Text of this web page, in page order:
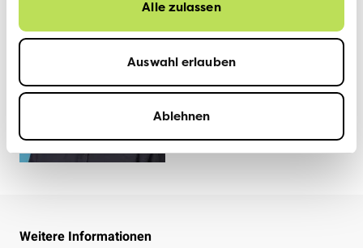
Alle zulassen
Auswahl erlauben
Ablehnen
Weitere Informationen